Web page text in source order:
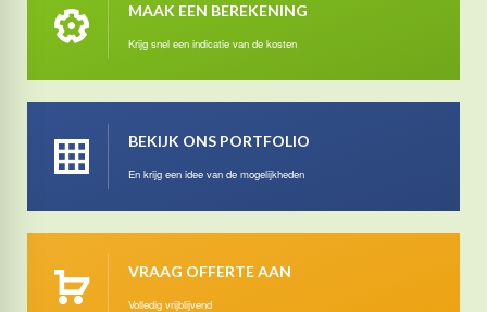
MAAK EEN BEREKENING
Krijg snel een indicatie van de kosten
BEKIJK ONS PORTFOLIO
En krijg een idee van de mogelijkheden
VRAAG OFFERTE AAN
Volledig vrijblijvend